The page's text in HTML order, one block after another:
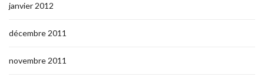
janvier 2012
décembre 2011
novembre 2011